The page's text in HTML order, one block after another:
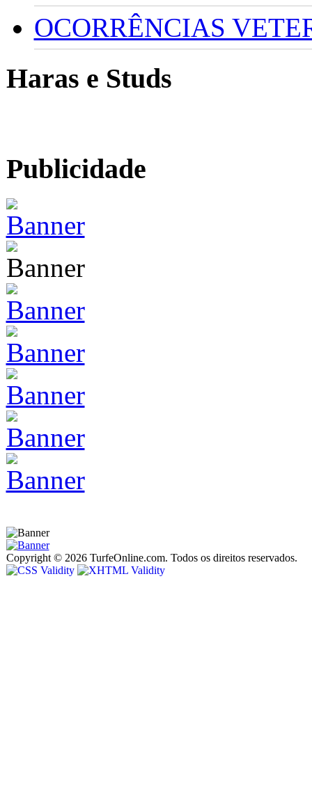
OCORRÊNCIAS
Haras e Studs
Publicidade
Copyright © 2026 TurfeOnline.com. Todos os direitos reservados.